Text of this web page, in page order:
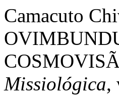
Camacuto
Missiológica,